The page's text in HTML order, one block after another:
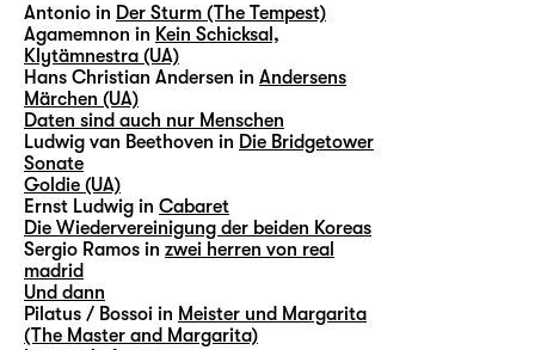
Antonio in Der Sturm (The Tempest)
Agamemnon in Kein Schicksal,
Klytämnestra (UA)
Hans Christian Andersen in Andersens
Märchen (UA)
Daten sind auch nur Menschen
Ludwig van Beethoven in Die Bridgetower
Sonate
Goldie (UA)
Ernst Ludwig in Cabaret
Die Wiedervereinigung der beiden Koreas
Sergio Ramos in zwei herren von real
madrid
Und dann
Pilatus / Bossoi in Meister und Margarita
(The Master and Margarita)